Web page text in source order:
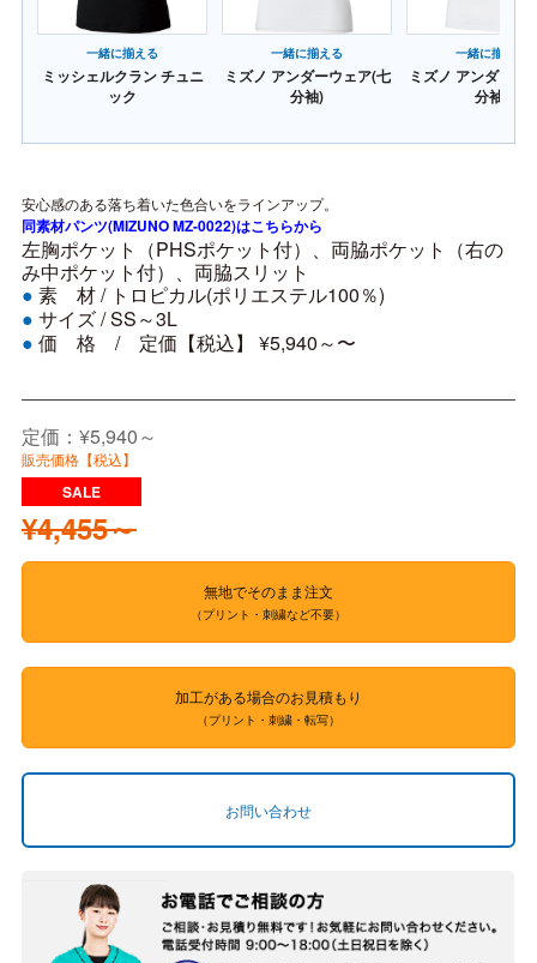
一緒に揃える
ミッシェルクラン チュニ
ック
一緒に揃える
ミズノ アンダーウェア(七
分袖)
一緒に揃える
ミズノ アンダーウ
分袖)
安心感のある落ち着いた色合いをラインアップ。
同素材パンツ(MIZUNO MZ-0022)はこちらから
左胸ポケット（PHSポケット付）、両脇ポケット（右の
み中ポケット付）、両脇スリット
● 素 材 / トロピカル(ポリエステル100％)
● サイズ /SS～3L
● 価 格 / 定価【税込】 ¥5,940～〜
定価：¥5,940～
販売価格【税込】
¥4,455～
無地でそのまま注文
（プリント・刺繍など不要）
加工がある場合のお見積もり
（プリント・刺繍・転写）
お問い合わせ